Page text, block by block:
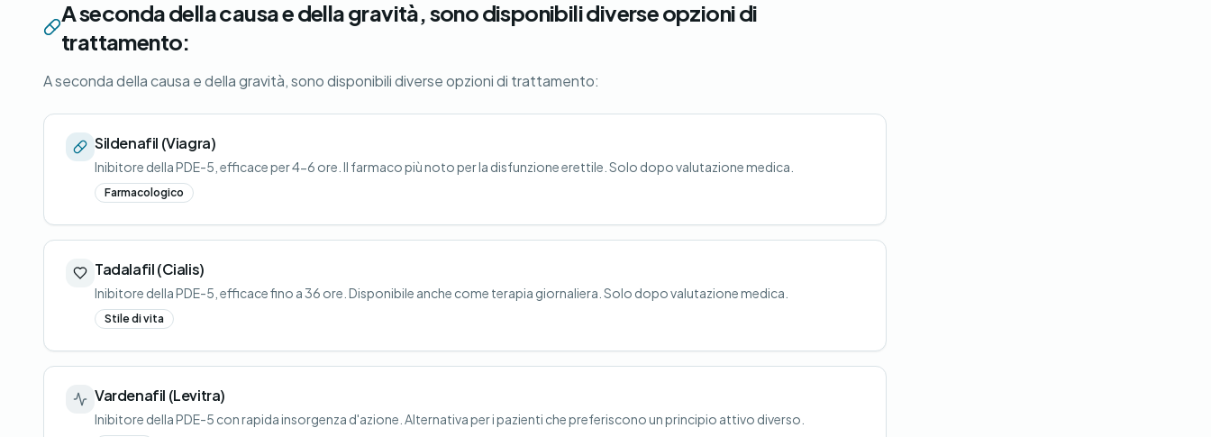
A seconda della causa e della gravità, sono disponibili diverse opzioni di
trattamento:
A seconda della causa e della gravità, sono disponibili diverse opzioni di trattamento:
Sildenafil (Viagra)
Inibitore della PDE-5, efficace per 4-6 ore. Il farmaco più noto per la disfunzione erettile. Solo dopo valutazione medica.
Farmacologico
Tadalafil (Cialis)
Inibitore della PDE-5, efficace fino a 36 ore. Disponibile anche come terapia giornaliera. Solo dopo valutazione medica.
Stile di vita
Vardenafil (Levitra)
Inibitore della PDE-5 con rapida insorgenza d'azione. Alternativa per i pazienti che preferiscono un principio attivo diverso.